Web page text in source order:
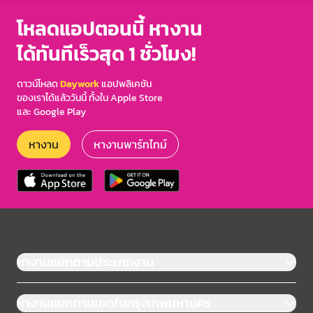
โหลดแอปตอนนี้ หางาน
ได้ทันทีเร็วสุด 1 ชั่วโมง!
ดาวน์โหลดDayworkแอปพลิเคชัน
ของเราได้แล้ววันนี้ ทั้งใน Apple Store
และ Google Play
หางาน หางานพาร์ทไทม์
หางานแยกตามประเภทงาน
หางานแยกตามเขตในกรุงเทพมหานคร